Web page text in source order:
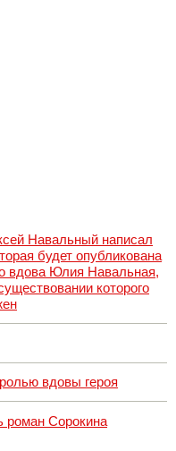
Навальный написал
будет опубликована
вдова Юлия Навальная,
которого
вдовы героя
роман Сорокина